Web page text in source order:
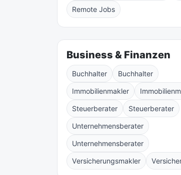
Remote Jobs
Business & Finanzen
Buchhalter Buchhalter
Immobilienmakler
Steuerberater Steuerberater
Unternehmensberater
Unternehmensberater
Versicherungsmakler